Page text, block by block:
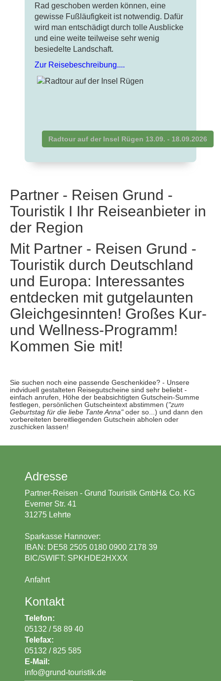
Rad geschoben werden können, eine
gewisse Fußläufigkeit ist notwendig. Dafür
wird man entschädigt durch tolle Ausblicke
und eine weite teilweise sehr wenig
besiedelte Landschaft.
Zur Reisebeschreibung....
Radtour auf der Insel Rügen 13.09. - 18.09.2026
Partner - Reisen Grund -
Touristik I Ihr Reiseanbieter in
der Region
Mit Partner - Reisen Grund -
Touristik durch Deutschland
und Europa: Interessantes
entdecken mit gutgelaunten
Gleichgesinnten! Großes Kur-
und Wellness-Programm!
Kommen Sie mit!
Sie suchen noch eine passende Geschenkidee? - Unsere
indviduell gestalteten Reisegutscheine sind sehr beliebt -
einfach anrufen, Höhe der beabsichtigten Gutschein-Summe
festlegen, persönlichen Gutscheintext abstimmen ("zum
Geburtstag für die liebe Tante Anna"oder so...) und dann den
vorbereiteten bereitliegenden Gutschein abholen oder
zuschicken lassen!
Adresse
Partner-Reisen - Grund Touristik GmbH& Co. KG
Everner Str. 41
31275 Lehrte
Sparkasse Hannover:
IBAN: DE58 2505 0180 0900 2178 39
BIC/SWIFT: SPKHDE2HXXX
Anfahrt
Kontakt
Telefon:
05132 / 58 89 40
Telefax:
05132 / 825 585
E-Mail:
info
_at_
grund-touristik.de